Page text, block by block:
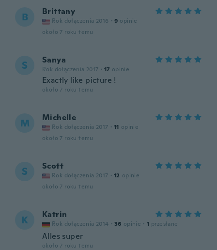
B Brittany
Rok dołączenia 2016 · 9 opinie
około 7 roku temu
S Sanya
Rok dołączenia 2017 · 17 opinie
Exactly like picture !
około 7 roku temu
M Michelle
Rok dołączenia 2017 · 11 opinie
około 7 roku temu
S Scott
Rok dołączenia 2017 · 12 opinie
około 7 roku temu
K Katrin
Rok dołączenia 2014 · 36 opinie · 1 przesłane
Alles super
około 7 roku temu